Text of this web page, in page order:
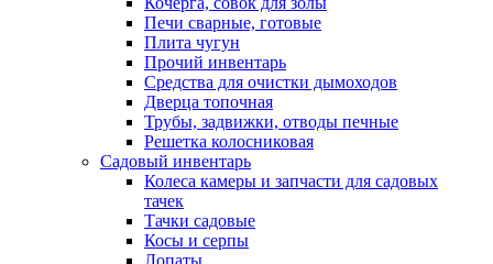
Печи сварные, готовые
Плита чугун
Прочий инвентарь
Средства для очистки дымоходов
Дверца топочная
Трубы, задвижки, отводы печные
Решетка колосниковая
Садовый инвентарь
Колеса камеры и запчасти для садовых
тачек
Тачки садовые
Косы и серпы
Лопаты